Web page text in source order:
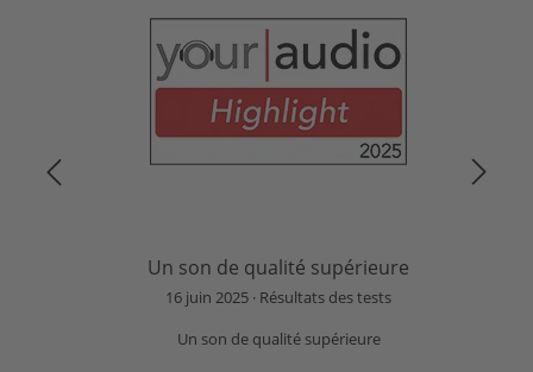
Un son de qualité supérieure
16 juin 2025 Résultats des tests
Un son de qualité supérieure